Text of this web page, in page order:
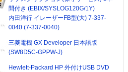
間付き (EBIX/SYSLOG120G/1Y)
内田洋行 イレーザーFB型(大) 7-337-
0040 (7-337-0040)
三菱電機 GX Developer 日本語版
(SW8D5C-GPPW-J)
Hewlett-Packard HP 外付けUSB DVD